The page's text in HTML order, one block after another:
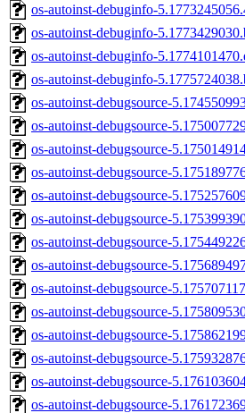
os-autoinst-debuginfo-
os-autoinst-debuginfo-
os-autoinst-debuginfo-
os-autoinst-debuginfo-
os-autoinst-debugsource-
os-autoinst-debugsource-
os-autoinst-debugsource-
os-autoinst-debugsource-
os-autoinst-debugsource-
os-autoinst-debugsource-
os-autoinst-debugsource-
os-autoinst-debugsource-
os-autoinst-debugsource-
os-autoinst-debugsource-
os-autoinst-debugsource-
os-autoinst-debugsource-
os-autoinst-debugsource-
os-autoinst-debugsource-